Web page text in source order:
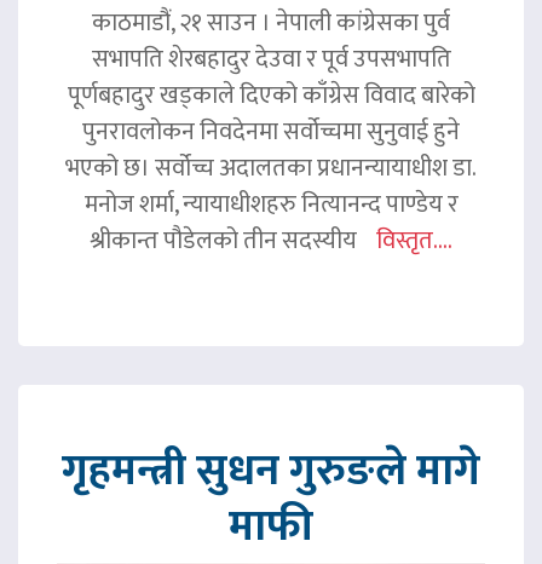
काठमाडौं, २१ साउन । नेपाली कांग्रेसका पुर्व
सभापति शेरबहादुर देउवा र पूर्व उपसभापति
पूर्णबहादुर खड्काले दिएको काँग्रेस विवाद बारेको
पुनरावलोकन निवदेनमा सर्वोच्चमा सुनुवाई हुने
भएको छ। सर्वोच्च अदालतका प्रधानन्यायाधीश डा.
मनोज शर्मा, न्यायाधीशहरु नित्यानन्द पाण्डेय र
श्रीकान्त पौडेलको तीन सदस्यीय विस्तृत....
गृहमन्त्री सुधन गुरुङले मागे
माफी